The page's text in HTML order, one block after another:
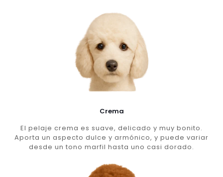
Crema
El pelaje crema es suave, delicado y muy bonito.
Aporta un aspecto dulce y armónico, y puede variar
desde un tono marfil hasta uno casi dorado.